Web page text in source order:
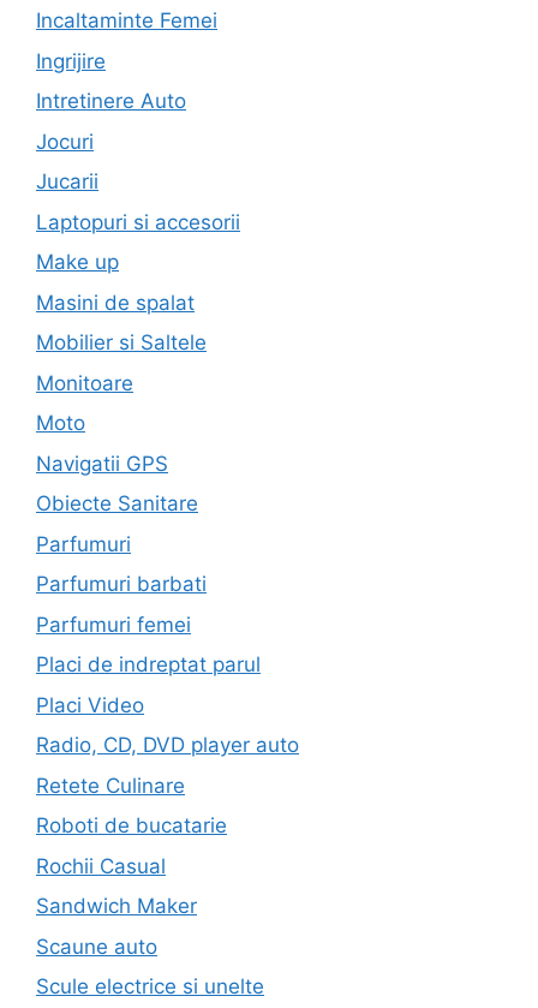
Incaltaminte Femei
Ingrijire
Intretinere Auto
Jocuri
Jucarii
Laptopuri si accesorii
Make up
Masini de spalat
Mobilier si Saltele
Monitoare
Moto
Navigatii GPS
Obiecte Sanitare
Parfumuri
Parfumuri barbati
Parfumuri femei
Placi de indreptat parul
Placi Video
Radio, CD, DVD player auto
Retete Culinare
Roboti de bucatarie
Rochii Casual
Sandwich Maker
Scaune auto
Scule electrice si unelte